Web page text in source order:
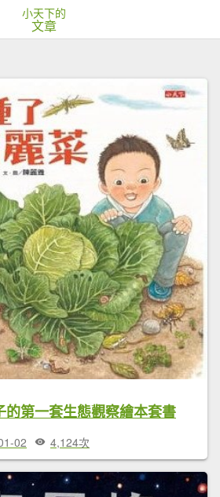
小天下的
文章
的第一套生態觀察繪本套書
02 4,124次